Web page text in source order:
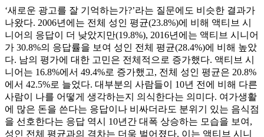
‘새로운 광고를 잘 기억하는가?’라는 질문에도 비슷한 결과가
나왔다. 2006년에는 전체 성인 평균(23.8%)에 비해 액티브 시
니어의 응답이 더 낮았지만(19.8%), 2016년에는 액티브 시니어
가 30.8%의 응답률을 보여 성인 전체 평균(28.4%)에 비해 높았
다. 남의 평가에 대한 고민은 전체적으로 증가했다. 액티브 시
니어는 16.8%에서 49.4%로 증가했고, 전체 성인 평균은 20.8%
에서 42.5%로 늘었다. 대부분의 사람들이 10년 전에 비해 다른
사람이 나를 어떻게 생각하는지 의식한다는 의미다. 여가생활
에 많은 돈을 쓴다는 응답이나 비싸더라도 분위기 있는 음식점
을 선호한다는 응답 역시 10년간 대폭 상승하는 모습을 보여,
성인 전체 평균과의 격차는 더욱 벌어졌다. 이는 액티브 시니